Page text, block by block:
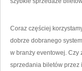
Coraz częściej
dobrze dobranego
w branży eventowej. Czy
sprzedania biletów przez